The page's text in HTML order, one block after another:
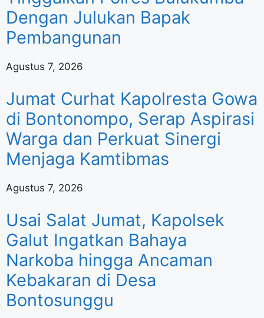
Dengan Julukan Bapak
Pembangunan
Agustus 7, 2026
Jumat Curhat Kapolresta Gowa
di Bontonompo, Serap Aspirasi
Warga dan Perkuat Sinergi
Menjaga Kamtibmas
Agustus 7, 2026
Usai Salat Jumat, Kapolsek
Galut Ingatkan Bahaya
Narkoba hingga Ancaman
Kebakaran di Desa
Bontosunggu